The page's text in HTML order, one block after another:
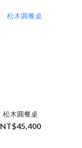
松木圓餐桌
NT$45,400